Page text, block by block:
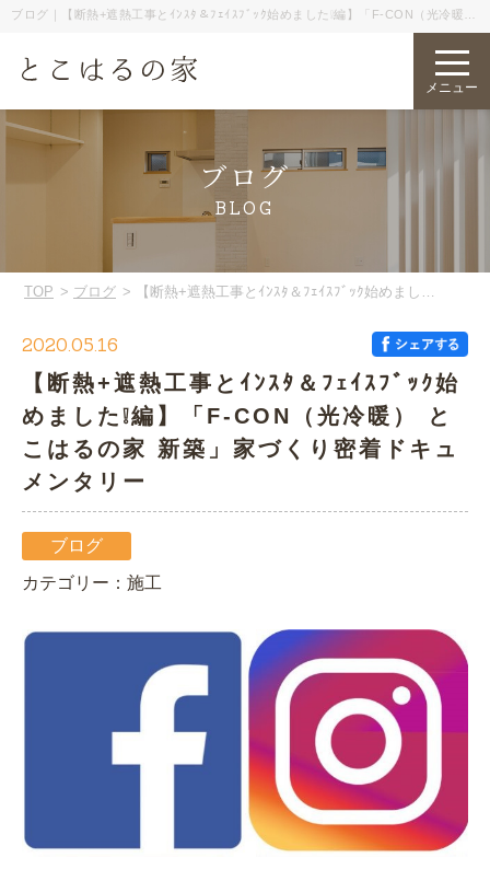
ブログ｜【断熱+遮熱工事とｲﾝｽﾀ＆ﾌｪｲｽﾌﾞｯｸ始めました❕編】「F-CON（光冷暖）
メニュー
ブログ
BLOG
TOP ブログ
2020.05.16
【断熱+遮熱工事とｲﾝｽﾀ＆ﾌｪｲｽﾌﾞｯｸ始
めました❕編】「F-CON（光冷暖） と
こはるの家 新築」家づくり密着ドキュ
メンタリー
ブログ
カテゴリー：施工